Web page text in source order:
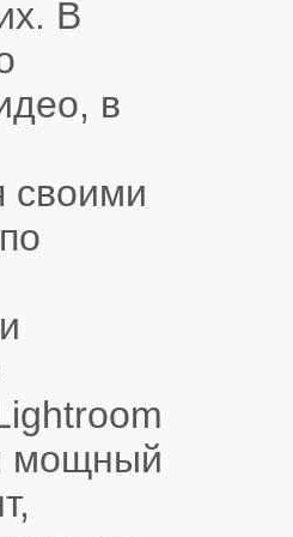
В
в
своими
мощный